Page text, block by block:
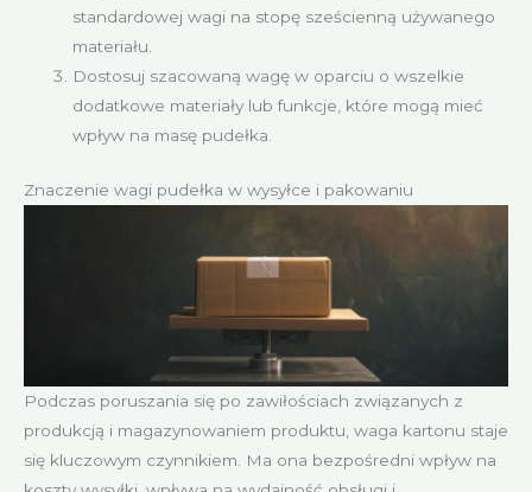
standardowej wagi na stopę sześcienną używanego
materiału.
Dostosuj szacowaną wagę w oparciu o wszelkie
dodatkowe materiały lub funkcje, które mogą mieć
wpływ na masę pudełka.
Znaczenie wagi pudełka w wysyłce i pakowaniu
Podczas poruszania się po zawiłościach związanych z
produkcją i magazynowaniem produktu, waga kartonu staje
się kluczowym czynnikiem. Ma ona bezpośredni wpływ na